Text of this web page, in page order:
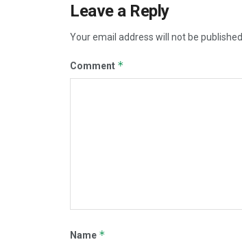
Leave a Reply
Your email address will not be published.
Comment *
Name *